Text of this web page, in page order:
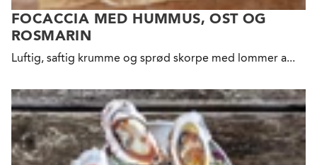
FOCACCIA MED HUMMUS, OST OG
ROSMARIN
Luftig, saftig krumme og sprød skorpe med lommer a...